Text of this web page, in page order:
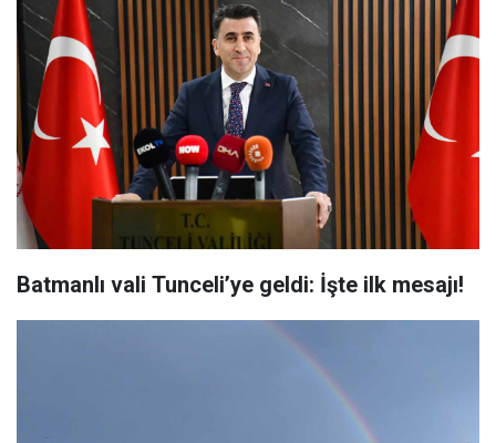
Batmanlı vali Tunceli’ye geldi: İşte ilk mesajı!